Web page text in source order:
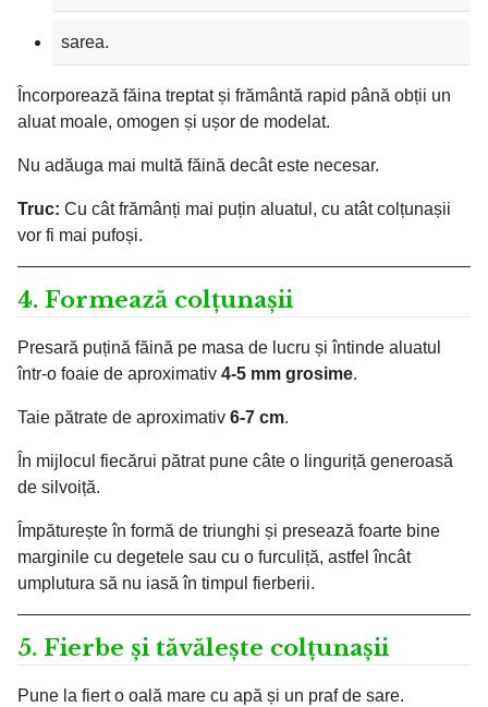
sarea.
Încorporează făina treptat și frământă rapid până obții un
aluat moale, omogen și ușor de modelat.
Nu adăuga mai multă făină decât este necesar.
Truc: Cu cât frămânți mai puțin aluatul, cu atât colțunașii
vor fi mai pufoși.
4. Formează colțunașii
Presară puțină făină pe masa de lucru și întinde aluatul
într-o foaie de aproximativ 4-5 mm grosime.
Taie pătrate de aproximativ 6-7 cm.
În mijlocul fiecărui pătrat pune câte o linguriță generoasă
de silvoiță.
Împăturește în formă de triunghi și presează foarte bine
marginile cu degetele sau cu o furculiță, astfel încât
umplutura să nu iasă în timpul fierberii.
5. Fierbe și tăvălește colțunașii
Pune la fiert o oală mare cu apă și un praf de sare.